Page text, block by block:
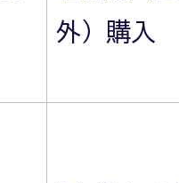
外）購入